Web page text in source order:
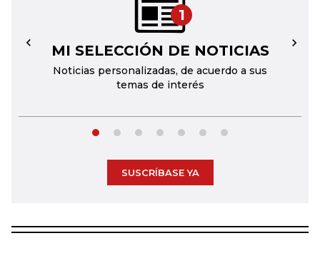
1
MI SELECCIÓN DE NOTICIAS
Noticias personalizadas, de acuerdo a sus
temas de interés
← →
SUSCRÍBASE YA